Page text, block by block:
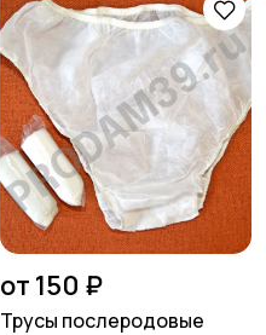
от 150 ₽
Трусы послеродовые